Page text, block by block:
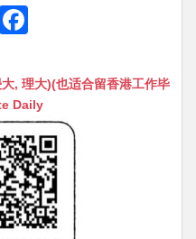
M
c
e
b
o
o
k
, 理大)(也适合留香港工作毕
Daily